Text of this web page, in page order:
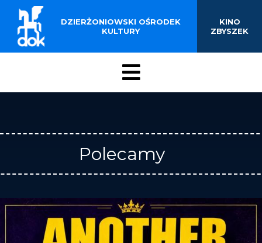
Przejdź
treści
Menu
BUDYNKU KINOTEATRU
„ZBYSZEK” W
DZIERŻONIOWIE
DZIERŻONIOWSKI OŚRODEK
KULTURY
KINO
ZBYSZEK
Polecamy